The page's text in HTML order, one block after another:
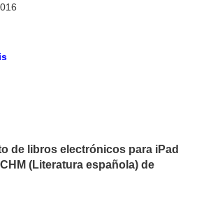
de libros electrónicos para iPad
(Literatura española) de